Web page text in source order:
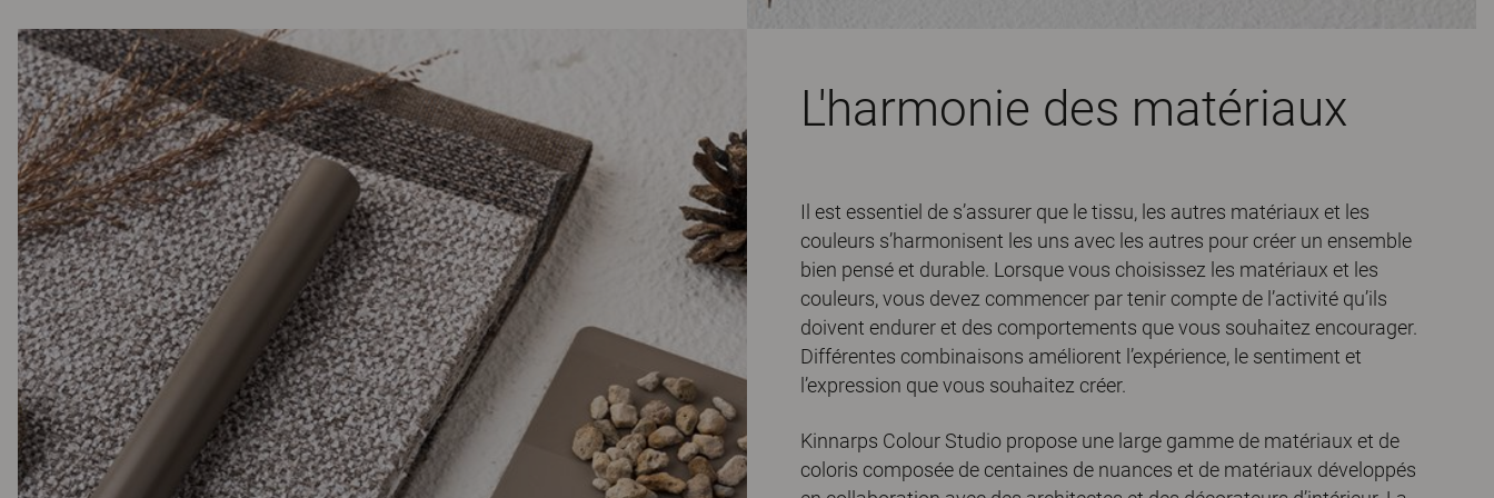
L'harmonie des matériaux
Il est essentiel de s’assurer que le tissu, les autres matériaux et les
couleurs s’harmonisent les uns avec les autres pour créer un ensemble
bien pensé et durable. Lorsque vous choisissez les matériaux et les
couleurs, vous devez commencer par tenir compte de l’activité qu’ils
doivent endurer et des comportements que vous souhaitez encourager.
Différentes combinaisons améliorent l’expérience, le sentiment et
l’expression que vous souhaitez créer.
Kinnarps Colour Studio propose une large gamme de matériaux et de
coloris composée de centaines de nuances et de matériaux développés